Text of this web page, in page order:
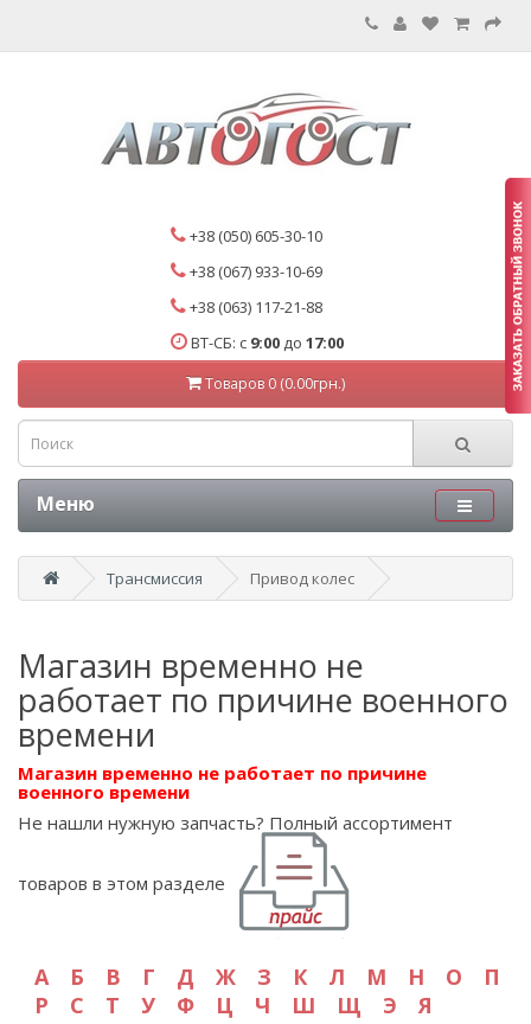
+38 (050) 605-30-10
+38 (067) 933-10-69
+38 (063) 117-21-88
ВТ-СБ: с 9:00 до 17:00
Товаров 0 (0.00грн.)
Меню
Трансмиссия Привод колес
Магазин временно не
работает по причине военного
времени
Магазин временно не работает по причине
военного времени
Не нашли нужную запчасть? Полный ассортимент
товаров в этом разделе
А Б В Г Д Ж З К Л М Н О
П
Р
С Т У Ф Ц Ч Ш Щ Э Я